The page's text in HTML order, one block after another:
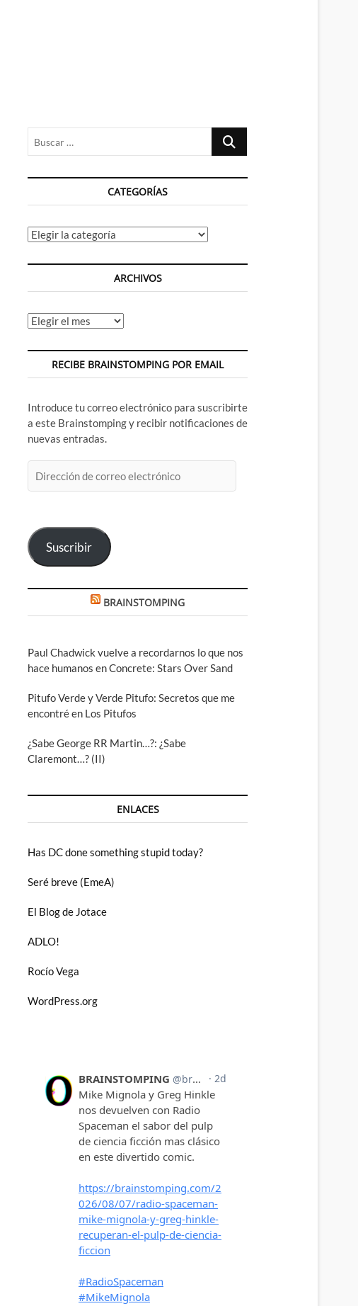
Buscar
CATEGORÍAS
Categorías
ARCHIVOS
Archivos
RECIBE BRAINSTOMPING POR EMAIL
Introduce tu correo electrónico para suscribirte
a este Brainstomping y recibir notificaciones de
nuevas entradas.
de
Suscribir
BRAINSTOMPING
Paul Chadwick vuelve a recordarnos lo que nos
hace humanos en Concrete: Stars Over Sand
Pitufo Verde y Verde Pitufo: Secretos que me
encontré en Los Pitufos
¿Sabe George RR Martin…?: ¿Sabe
Claremont…? (II)
ENLACES
Has DC done something stupid today?
Seré breve (EmeA)
El Blog de Jotace
ADLO!
Rocío Vega
WordPress.org